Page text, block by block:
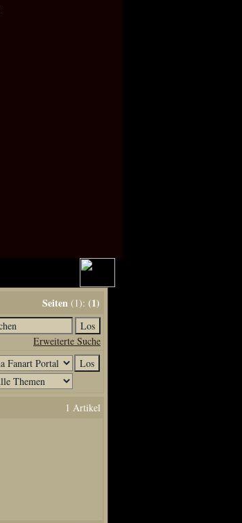
Seiten (1): (1)
Erweiterte Suche
1 Artikel